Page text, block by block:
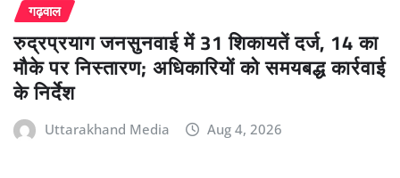
गढ़वाल
रुद्रप्रयाग जनसुनवाई में 31 शिकायतें दर्ज, 14 का
मौके पर निस्तारण; अधिकारियों को समयबद्ध कार्रवाई
के निर्देश
Uttarakhand Media Aug 4, 2026